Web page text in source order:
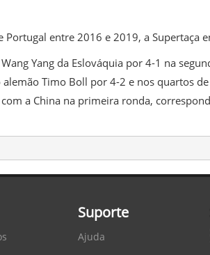
entre 2016 e 2019, a Supertaça
Yang da Eslováquia por 4-1 na
Timo Boll por 4-2 e nos quartos
a China na primeira ronda,
Suporte
Ajuda